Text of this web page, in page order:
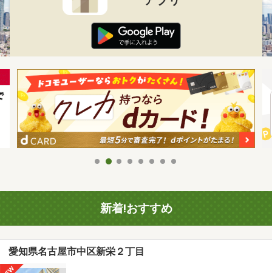
新着!おすすめ
愛知県名古屋市中区新栄２丁目